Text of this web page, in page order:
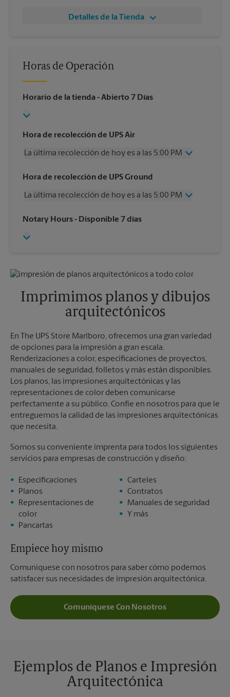
Detalles de la Tienda
Horas de Operación
Horario de la tienda - Abierto 7 Días
Hora de recolección de UPS Air
La última recolección de hoy es a las 5:00 PM
Miércoles
5:00 PM
Viernes
5:00 PM
Domingo
Sin Recolección
Hora de recolección de UPS Ground
La última recolección de hoy es a las 5:00 PM
Miércoles
5:00 PM
Viernes
Lunes
5:00 PM
Notary Hours- Disponible 7 días
Imprimimos planos y dibujos
arquitectónicos
En The UPS Store Marlboro, ofrecemos una gran variedad
de opciones para la impresión a gran escala.
Renderizaciones a color, especificaciones de proyectos,
manuales de seguridad, folletos y más están disponibles.
Los planos, las impresiones arquitectónicas y las
representaciones de color deben comunicarse
perfectamente a su público. Confíe en nosotros para que le
entreguemos la calidad de las impresiones arquitectónicas
que necesita.
Somos su conveniente imprenta para todos los siguientes
servicios para empresas de construcción y diseño:
Especificaciones
Planos
Representaciones de
color
Pancartas
Carteles
Contratos
Manuales de seguridad
Y más
Empiece hoy mismo
Comuníquese con nosotros para saber cómo podemos
satisfacer sus necesidades de impresión arquitectónica.
Comuníquese Con Nosotros
Ejemplos de Planos e Impresión
Arquitectónica